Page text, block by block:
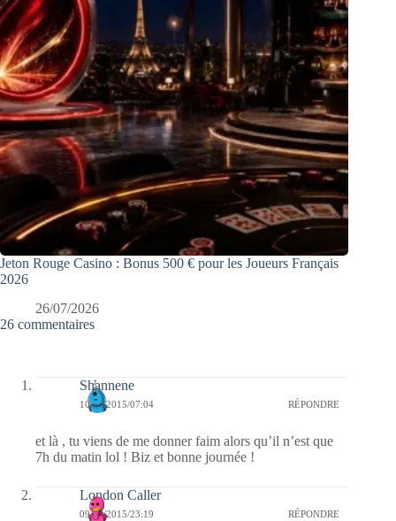
Jeton Rouge Casino : Bonus 500 € pour les Joueurs Français
2026
26/07/2026
26 commentaires
Shannene
10/06/2015/07:04 RÉPONDRE
et là , tu viens de me donner faim alors qu’il n’est que
7h du matin lol ! Biz et bonne journée !
London Caller
09/06/2015/23:19 RÉPONDRE